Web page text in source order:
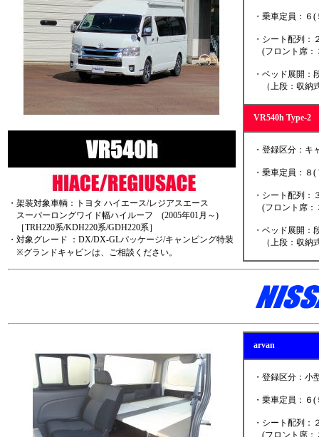
・架装対象車輌：トヨタ ハイエース/レジアスエース
スーパーロングワイド幅ハイルーフ (2005年01月～)
［TRH220系/KDH220系/GDH220系］
・対象グレード ：DX/DX-GLパッケージ/キャンピング特装
※グランドキャビンは、ご相談ください。
・乗車定員：６(
・シート配列：
(フロント席：
・ベッド展開：
（上段：収納式
VR540h Type-2
・登録区分：キ
・乗車定員：８(
・シート配列：
(フロント席：
・ベッド展開：
（上段：収納式
arvan
・登録区分：小
・乗車定員：６(
・シート配列：
(フロント席：